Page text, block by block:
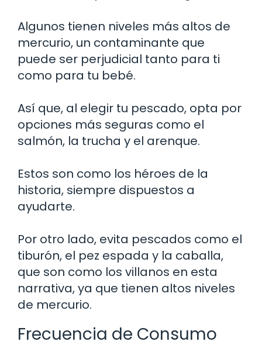
Algunos tienen niveles más altos de
mercurio, un contaminante que
puede ser perjudicial tanto para ti
como para tu bebé.
Así que, al elegir tu pescado, opta por
opciones más seguras como el
salmón, la trucha y el arenque.
Estos son como los héroes de la
historia, siempre dispuestos a
ayudarte.
Por otro lado, evita pescados como el
tiburón, el pez espada y la caballa,
que son como los villanos en esta
narrativa, ya que tienen altos niveles
de mercurio.
Frecuencia de Consumo